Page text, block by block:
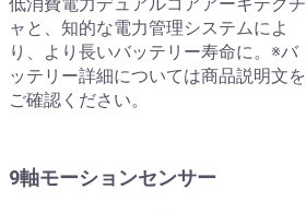
ャと、知的な電力管理システムによ
り、より長いバッテリー寿命に。※バ
ッテリー詳細については商品説明文を
ご確認ください。
9軸モーションセンサー